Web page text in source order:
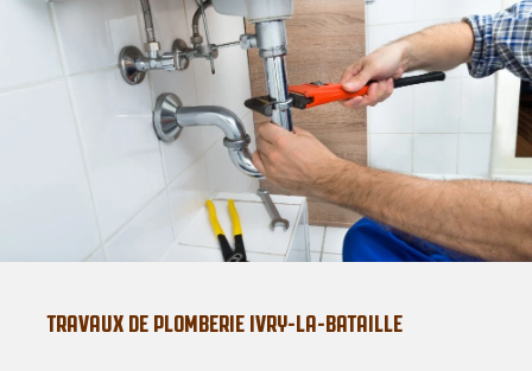
TRAVAUX DE PLOMBERIE IVRY-LA-BATAILLE